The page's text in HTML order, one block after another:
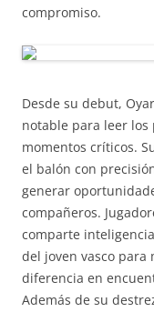
compromiso.
Desde su debut,
notable para leer los
momentos críticos.
el balón con
generar
compañeros.
comparte
del joven vasco
diferencia en
Además de su